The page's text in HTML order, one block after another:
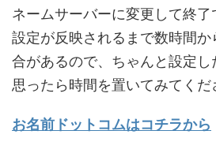
ネームサーバーに変更して終了
設定が反映されるまで数時間
合があるので、ちゃんと設定し
思ったら時間を置いてみてくだ
お名前ドットコムはコチラから